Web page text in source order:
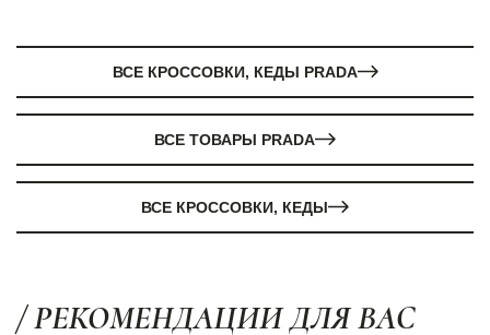
ВСЕ КРОССОВКИ, КЕДЫ PRADA
ВСЕ ТОВАРЫ PRADA
ВСЕ КРОССОВКИ, КЕДЫ
/ РЕКОМЕНДАЦИИ ДЛЯ ВАС